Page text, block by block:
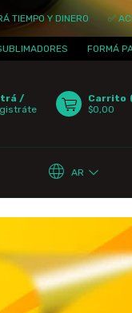
Y DINERO ✅ ACCESO
FORMÁ PARTE
/
Carrito
$0,00
AR